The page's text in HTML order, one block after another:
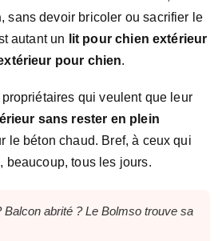
, sans devoir bricoler ou sacrifier le
autant un
lit pour chien extérieur
pour chien.
propriétaires qui veulent que leur
sans rester en plein
le béton chaud. Bref, à ceux qui
beaucoup, tous les jours.
Balcon abrité ? Le Bolmso trouve sa